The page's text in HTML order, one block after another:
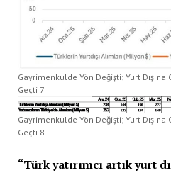
Gayrimenkulde Yön Değişti; Yurt Dışına
Geçti 7
Gayrimenkulde Yön Değişti; Yurt Dışına
Geçti 8
“Türk yatırımcı artık yurt